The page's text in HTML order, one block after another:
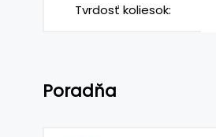
Tvrdosť koliesok:
Poradňa